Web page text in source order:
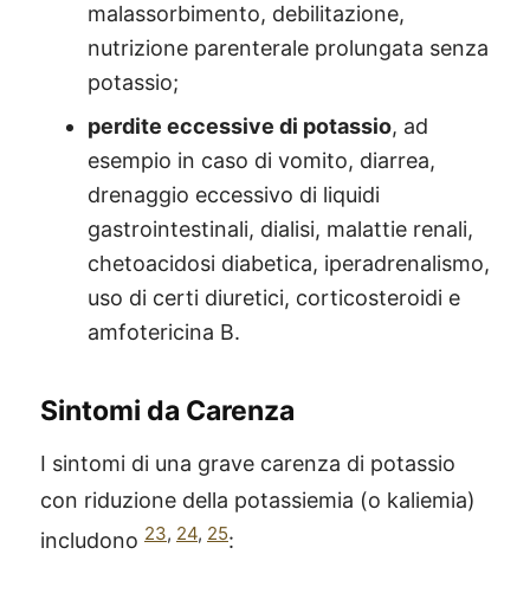
malassorbimento, debilitazione,
nutrizione parenterale prolungata senza
potassio;
perdite eccessive di potassio, ad
esempio in caso di vomito, diarrea,
drenaggio eccessivo di liquidi
gastrointestinali, dialisi, malattie renali,
chetoacidosi diabetica, iperadrenalismo,
uso di certi diuretici, corticosteroidi e
amfotericina B.
Sintomi da Carenza
I sintomi di una grave carenza di potassio
con riduzione della potassiemia (o kaliemia)
includono 23, 24, 25: